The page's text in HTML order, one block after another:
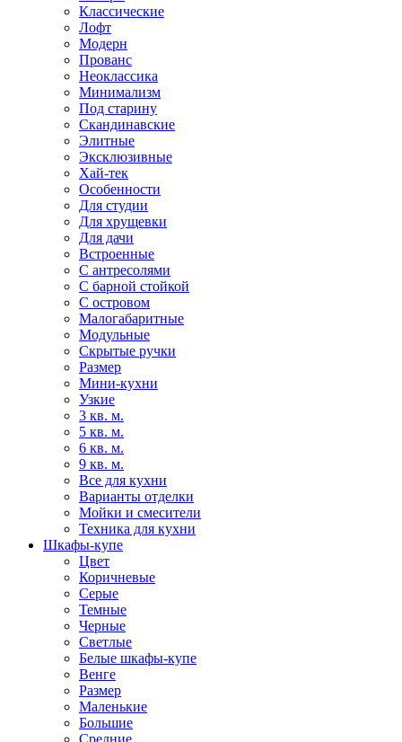
Классические
Лофт
Модерн
Прованс
Неоклассика
Минимализм
Под старину
Скандинавские
Элитные
Эксклюзивные
Хай-тек
Особенности
Для студии
Для хрущевки
Для дачи
Встроенные
С антресолями
С барной стойкой
С островом
Малогабаритные
Модульные
Скрытые ручки
Размер
Мини-кухни
Узкие
3 кв. м.
5 кв. м.
6 кв. м.
9 кв. м.
Все для кухни
Варианты отделки
Мойки и смесители
Техника для кухни
Шкафы-купе
Цвет
Коричневые
Серые
Темные
Черные
Светлые
Белые шкафы-купе
Венге
Размер
Маленькие
Большие
Средние